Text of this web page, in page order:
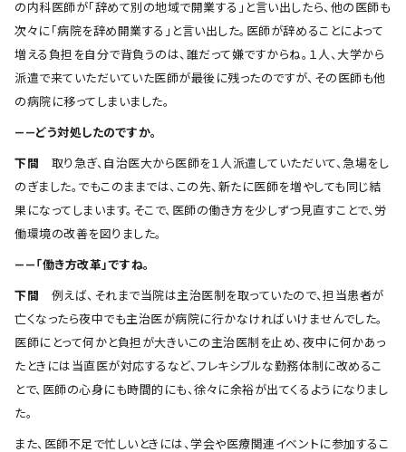
の内科医師が「辞めて別の地域で開業する」と言い出したら、他の医師も
次々に「病院を辞め開業する」と言い出した。医師が辞めることによって
増える負担を自分で背負うのは、誰だって嫌ですからね。１人、大学から
派遣で来ていただいていた医師が最後に残ったのですが、その医師も他
の病院に移ってしまいました。
――どう対処したのですか。
下間
取り急ぎ、自治医大から医師を１人派遣していただいて、急場をし
のぎました。でもこのままでは、この先、新たに医師を増やしても同じ結
果になってしまいます。そこで、医師の働き方を少しずつ見直すことで、労
働環境の改善を図りました。
――「働き方改革」ですね。
下間
例えば、それまで当院は主治医制を取っていたので、担当患者が
亡くなったら夜中でも主治医が病院に行かなければいけませんでした。
医師にとって何かと負担が大きいこの主治医制を止め、夜中に何かあっ
たときには当直医が対応するなど、フレキシブルな勤務体制に改めるこ
とで、医師の心身にも時間的にも、徐々に余裕が出てくるようになりまし
た。
また、医師不足で忙しいときには、学会や医療関連イベントに参加するこ